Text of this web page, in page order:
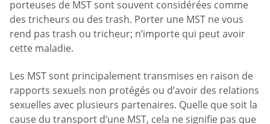
porteuses de MST sont souvent considérées comme
des tricheurs ou des trash. Porter une MST ne vous
rend pas trash ou tricheur; n’importe qui peut avoir
cette maladie.
Les MST sont principalement transmises en raison de
rapports sexuels non protégés ou d’avoir des relations
sexuelles avec plusieurs partenaires. Quelle que soit la
cause du transport d’une MST, cela ne signifie pas que